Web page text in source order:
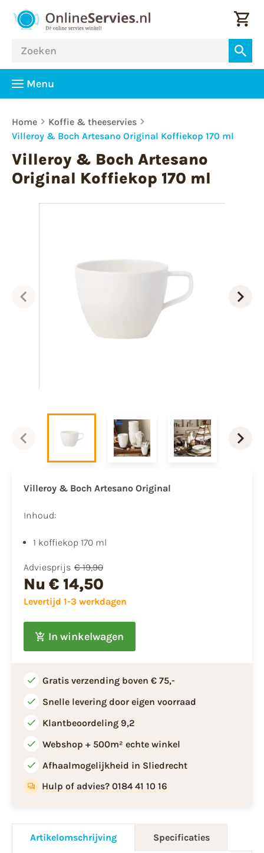
Menu
Home
Koffie & theeservies
Villeroy & Boch Artesano Original Koffiekop 170 ml
Villeroy & Boch Artesano
Original Koffiekop 170 ml
Villeroy & Boch Artesano Original
Inhoud:
1 koffiekop 170 ml
Adviesprijs € 19,90
Nu € 14,50
Levertijd 1-3 werkdagen
In winkelwagen
Gratis verzending boven € 75,-
Snelle levering door eigen voorraad
Klantbeoordeling 9,2
Webshop + 500m² echte winkel
Afhaalmogelijkheid in Sliedrecht
Hulp of advies? 0184 41 10 16
Artikelomschrijving Specificaties